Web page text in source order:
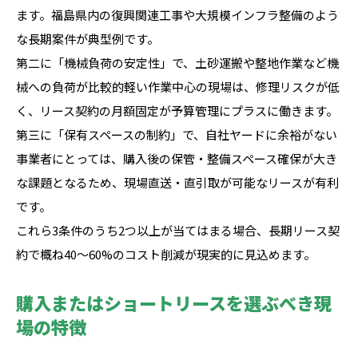
ます。福島県内の復興関連工事や大規模インフラ整備のよう
な長期案件が典型例です。
第二に「機械負荷の安定性」で、土砂運搬や整地作業など機
械への負荷が比較的軽い作業中心の現場は、修理リスクが低
く、リース契約の月額固定が予算管理にプラスに働きます。
第三に「保有スペースの制約」で、自社ヤードに余裕がない
事業者にとっては、購入後の保管・整備スペース確保が大き
な課題となるため、現場直送・直引取が可能なリースが有利
です。
これら3条件のうち2つ以上が当てはまる場合、長期リース契
約で概ね40〜60%のコスト削減が現実的に見込めます。
購入またはショートリースを選ぶべき現
場の特徴